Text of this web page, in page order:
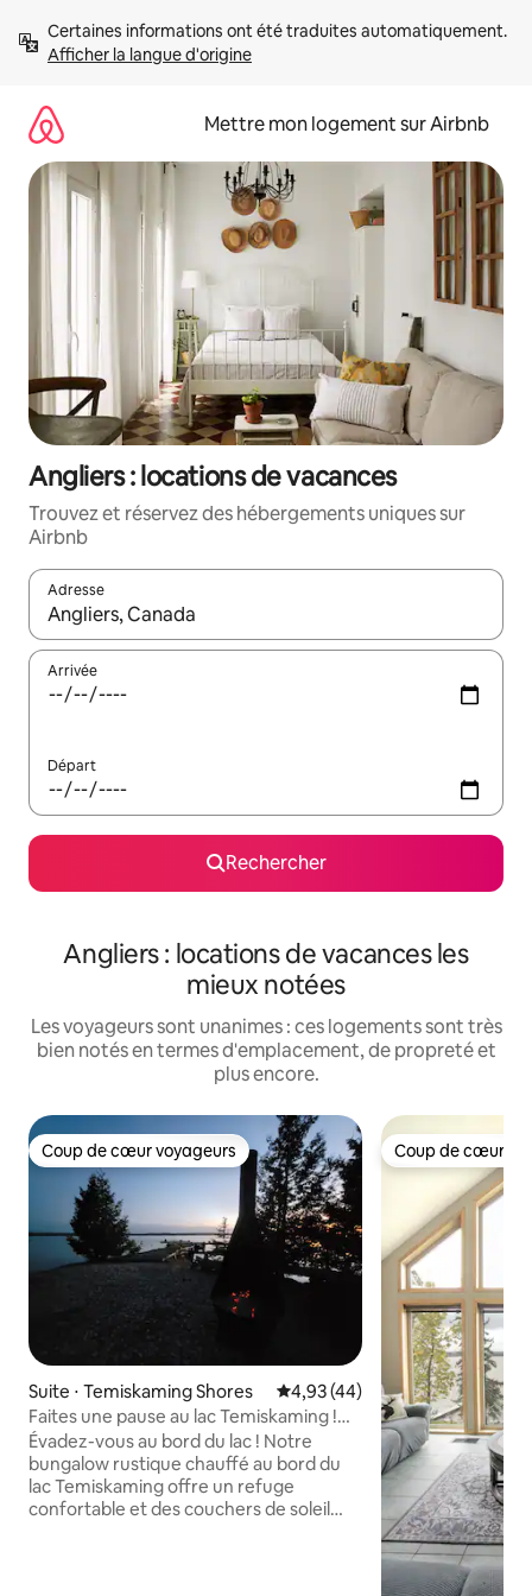
directement
Afficher la langue d'origine
Mettre mon logement sur Airbnb
Angliers : locations de vacances
Trouvez et réservez des hébergements uniques sur
Airbnb
Adresse
Lorsque les résultats s'affichent, utilisez les flèches vers le
Arrivée
Départ
Rechercher
Angliers : locations de vacances les
mieux notées
Les voyageurs sont unanimes : ces logements sont très
bien notés en termes d'emplacement, de propreté et
plus encore.
Coup de cœur voyageurs
Coup de cœur voyageurs
Suite ⋅ Temiskaming Shores Évaluation moyenne sur la
4,93 (44)
Faites une pause au lac Temiskaming !
Chalet rustique 1 chambre
Évadez-vous au bord du lac ! Notre
bungalow rustique chauffé au bord du
lac Temiskaming offre un refuge
confortable et des couchers de soleil
Coup de cœur
Coup de cœur